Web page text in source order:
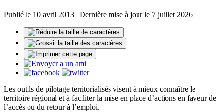
Publié le 10 avril 2013 | Dernière mise à jour le 7 juillet 2026
Les outils de pilotage territorialisés visent à mieux connaître le
territoire régional et à faciliter la mise en place d’actions en faveur de
l’accès ou du retour à l’emploi.